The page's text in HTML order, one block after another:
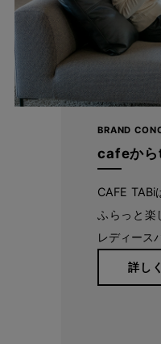
BRAND
cafeから
CAFE TABi
ふらっと楽
レディース
詳し